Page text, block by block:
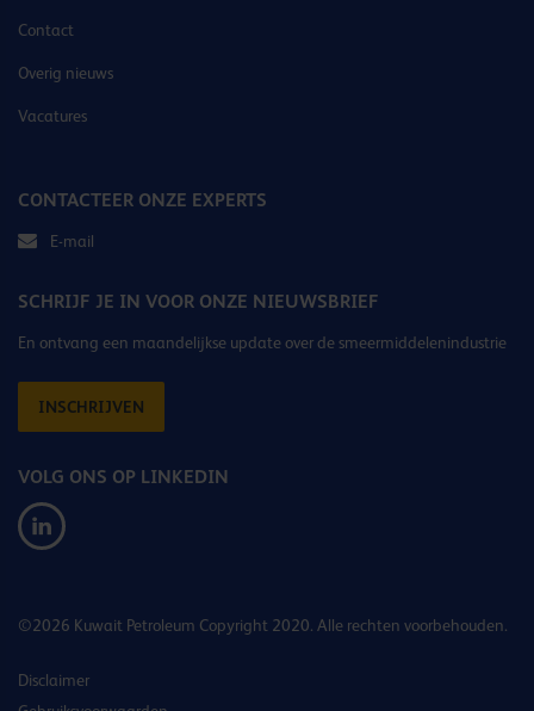
Contact
Overig nieuws
Vacatures
CONTACTEER ONZE EXPERTS
E-mail
SCHRIJF JE IN VOOR ONZE NIEUWSBRIEF
En ontvang een maandelijkse update over de smeermiddelenindustrie
INSCHRIJVEN
VOLG ONS OP LINKEDIN
©2026 Kuwait Petroleum Copyright 2020. Alle rechten voorbehouden.
Disclaimer